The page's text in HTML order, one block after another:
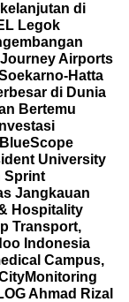
di
Legok
Airports
Hatta
di Dunia
Bertemu
BlueScope
University
Sprint
Jangkauan
Hospitality
Transport,
Indonesia
Campus,
Monitoring
Ahmad Rizal